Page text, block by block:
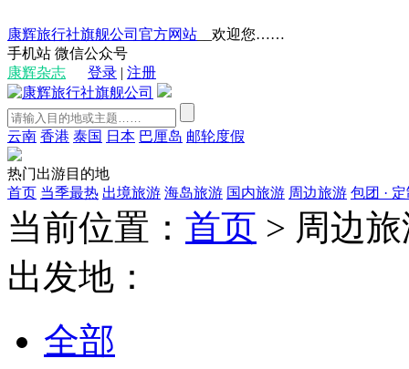
康辉旅行社旗舰公司官方网站 __欢迎您……
手机站 微信公众号
康辉杂志
登录 | 注册
云南 香港 泰国 日本 巴厘岛 邮轮度假
热门出游目的地
首页 当季最热 出境旅游 海岛旅游 国内旅游 周边旅游 包团 ·
当前位置： 首页 > 周边
出发地：
全部